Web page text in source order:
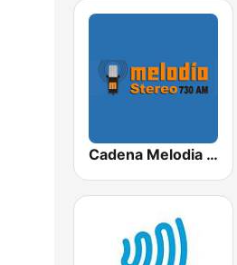
Cadena Melodia 730 AM